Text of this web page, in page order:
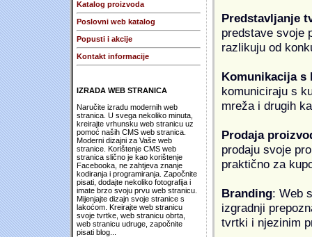
Katalog proizvoda
Poslovni web katalog
Popusti i akcije
Kontakt informacije
IZRADA WEB STRANICA
Naručite izradu modernih web
stranica. U svega nekoliko minuta,
kreirajte vrhunsku web stranicu uz
pomoć naših CMS web stranica.
Moderni dizajni za Vaše web
stranice. Korištenje CMS web
stranica slično je kao korištenje
Facebooka, ne zahtjeva znanje
kodiranja i programiranja. Započnite
pisati, dodajte nekoliko fotografija i
imate brzo svoju prvu web stranicu.
Mijenjajte dizajn svoje stranice s
lakoćom. Kreirajte web stranicu
svoje tvrtke, web stranicu obrta,
web stranicu udruge, započnite
pisati blog...
Predstavljanje
predstave svoje
razlikuju od
Komunikacija s
komuniciraju s
mreža i drugih
Prodaja
prodaju svoje
praktično za
Branding: Web
izgradnji
tvrtki i njezinim